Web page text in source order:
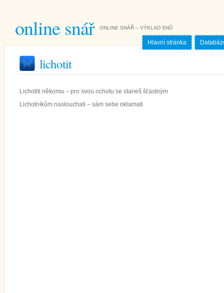
online snář ONLINE SNÁŘ – VÝKLAD SNŮ
Hlavní stránka
lichotit
Lichotiti někomu – pro svou ochotu se staneš šťastným
Lichotníkům naslouchati – sám sebe oklamati